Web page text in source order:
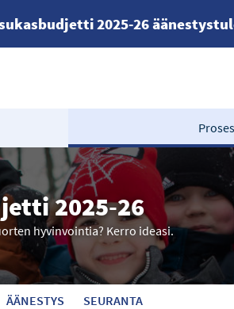
2025-26
2025-26
hyvinvointia? Kerro ideasi.
ÄÄNESTYS SEURANTA